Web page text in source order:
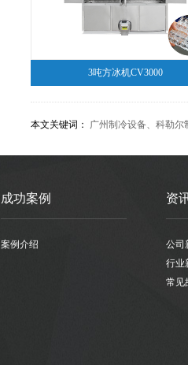
3吨方冰机CV3000
本文关键词： 广州制冷设备、 科勒尔
成功案例
案例介绍
资
公司
行业
常见